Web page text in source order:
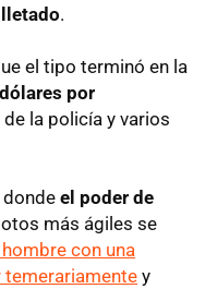
.
el tipo terminó en la
por
de la policía y varios
donde el poder de
más ágiles se
hombre con una
temerariamentey